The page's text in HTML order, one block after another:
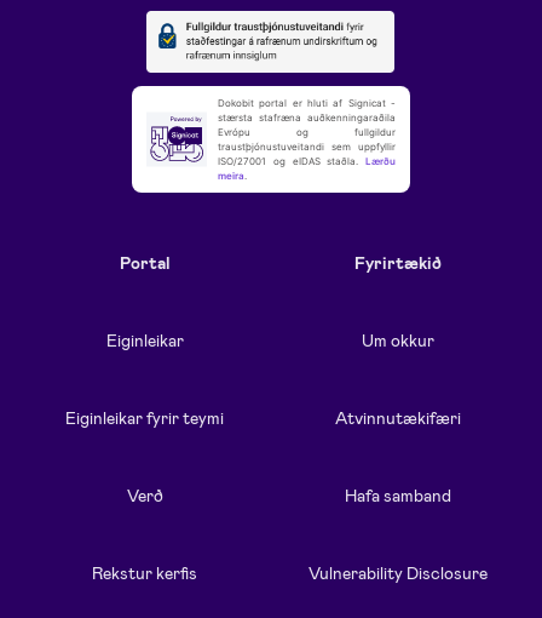
Dokobit portal er hluti af Signicat -
stærsta stafræna auðkenningaraðila
Evrópu og fullgildur
traustþjónustuveitandi sem uppfyllir
ISO/27001 og eIDAS staðla. Lærðu
meira.
Portal
Eiginleikar
Eiginleikar fyrir teymi
Verð
Rekstur kerfis
Fyrirtækið
Um okkur
Atvinnutækifæri
Hafa samband
Vulnerability Disclosure